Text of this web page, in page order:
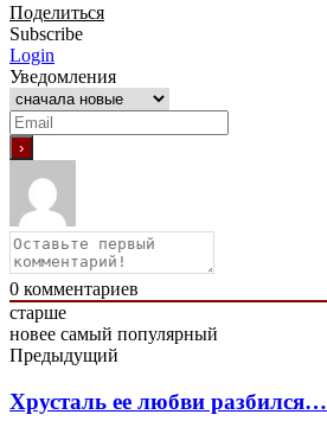
Поделиться
Subscribe
Login
Уведомления
0 комментариев
старше
новее самый популярный
Предыдущий
Хрусталь ее любви разбился…